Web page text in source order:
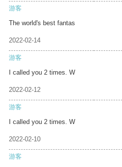
游客
The world's best fantas
2022-02-14
游客
I called you 2 times. W
2022-02-12
游客
I called you 2 times. W
2022-02-10
游客